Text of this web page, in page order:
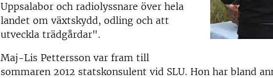
Uppsalabor och radiolyssnare över hela
landet om växtskydd, odling och att
utveckla trädgårdar".
Maj-Lis Pettersson var fram till
sommaren 2012 statskonsulent vid SLU. Hon har bland